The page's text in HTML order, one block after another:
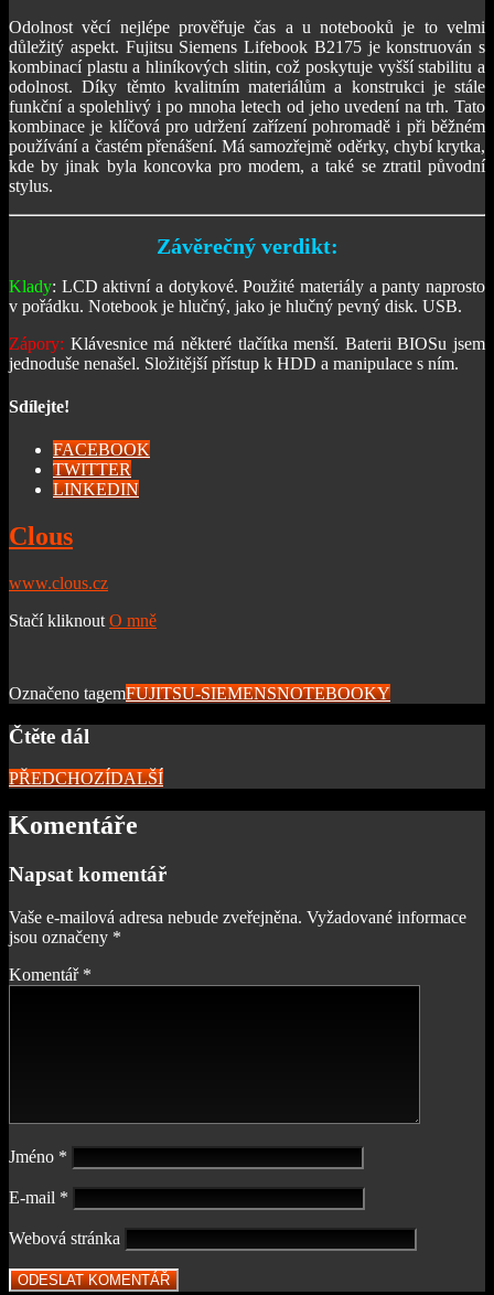
Odolnost věcí nejlépe prověřuje čas a u notebooků je to velmi
důležitý aspekt. Fujitsu Siemens Lifebook B2175 je konstruován s
kombinací plastu a hliníkových slitin, což poskytuje vyšší stabilitu a
odolnost. Díky těmto kvalitním materiálům a konstrukci je stále
funkční a spolehlivý i po mnoha letech od jeho uvedení na trh. Tato
kombinace je klíčová pro udržení zařízení pohromadě i při běžném
používání a častém přenášení. Má samozřejmě oděrky, chybí krytka,
kde by jinak byla koncovka pro modem, a také se ztratil původní
stylus.
Závěrečný verdikt:
Klady: LCD aktivní a dotykové. Použité materiály a panty naprosto
v pořádku. Notebook je hlučný, jako je hlučný pevný disk. USB.
Zápory: Klávesnice má některé tlačítka menší. Baterii BIOSu jsem
jednoduše nenašel. Složitější přístup k HDD a manipulace s ním.
Sdílejte!
FACEBOOK
TWITTER
LINKEDIN
Clous
www.clous.cz
Stačí kliknout O mně
Označeno tagemFUJITSU-SIEMENSNOTEBOOKY
Čtěte dál
PŘEDCHOZÍDALŠÍ
Komentáře
Napsat komentář
Vaše e-mailová adresa nebude zveřejněna. Vyžadované informace
jsou označeny *
Komentář *
Jméno *
E-mail *
Webová stránka